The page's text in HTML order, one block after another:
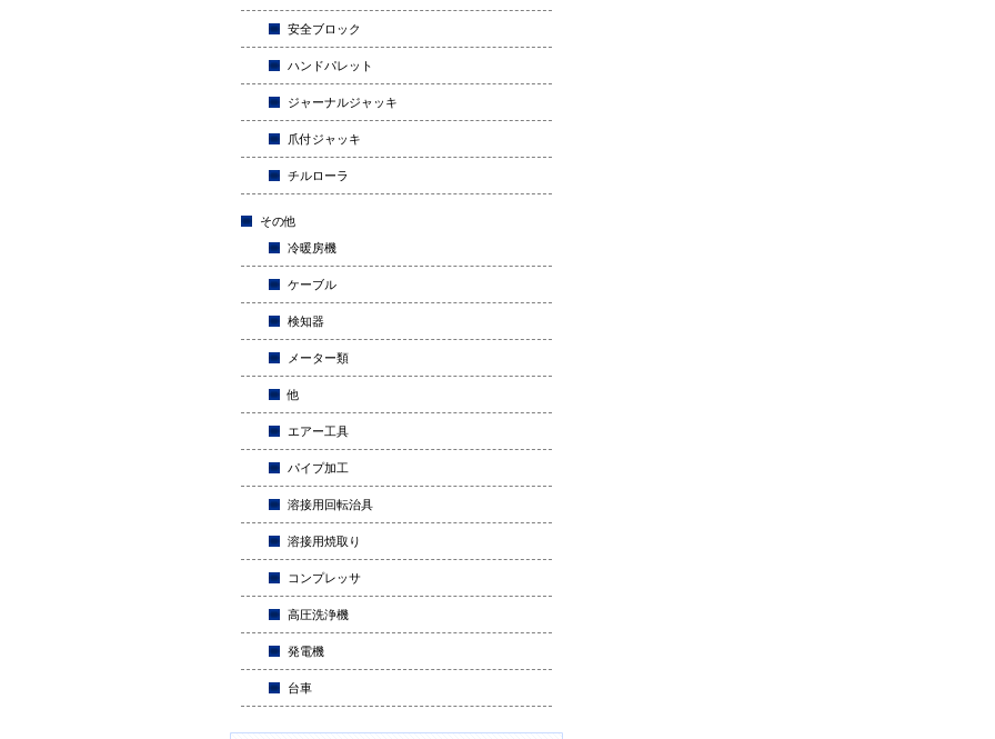
安全ブロック
ハンドパレット
ジャーナルジャッキ
爪付ジャッキ
チルローラ
その他
冷暖房機
ケーブル
検知器
メーター類
他
エアー工具
パイプ加工
溶接用回転治具
溶接用焼取り
コンプレッサ
高圧洗浄機
発電機
台車